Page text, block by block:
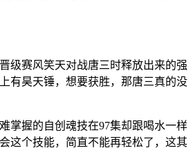
级赛风笑天对战唐三时释放出来的强
有昊天锤，想要获胜，那唐三真的没
掌握的自创魂技在97集却跟喝水一样
这个技能，简直不能再轻松了，这其